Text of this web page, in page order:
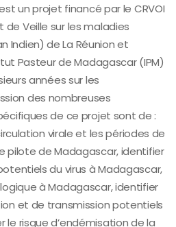
un projet financé par le CRVOI
Veille sur les maladies
Indien) de La Réunion et
Pasteur de Madagascar (IPM)
années sur les
des nombreuses
de ce projet sont de :
virale et les périodes de
pilote de Madagascar, identifier
du virus à Madagascar,
à Madagascar, identifier
et de transmission potentiels
le risque d’endémisation de la